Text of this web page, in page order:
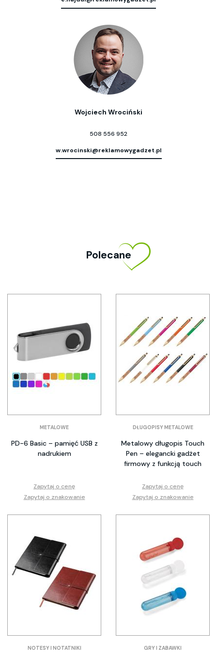
Wojciech Wrociński
508 556 952
w.wrocinski@reklamowygadzet.pl
Polecane
METALOWE
PD-6 Basic – pamięć USB z
nadrukiem
Zapytaj o cenę
Zapytaj o znakowanie
DŁUGOPISY METALOWE
Metalowy długopis Touch
Pen – elegancki gadżet
firmowy z funkcją touch
Zapytaj o cenę
Zapytaj o znakowanie
NOTESY I NOTATNIKI GRY I ZABAWKI